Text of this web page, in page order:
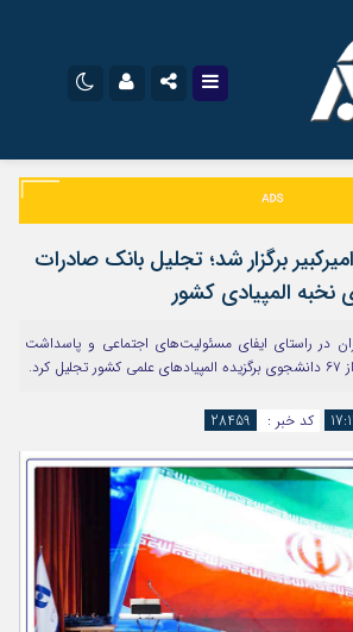
تلگرام
ایتا
اپلیکیشن
برگزار شد؛ تجلیل بانک صادرات
در راستای ایفای مسئولیت‌های اجتماعی و پاسداشت
کد خبر : 28459